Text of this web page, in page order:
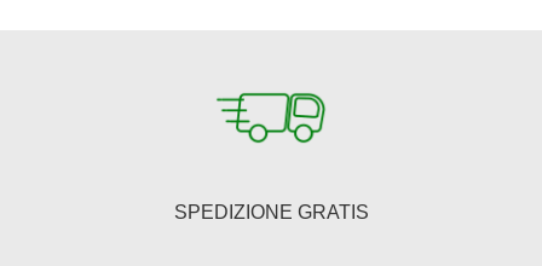
SPEDIZIONE GRATIS